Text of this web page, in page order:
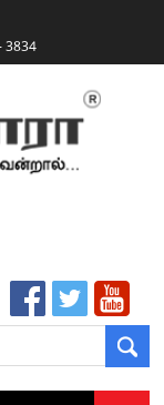
3834